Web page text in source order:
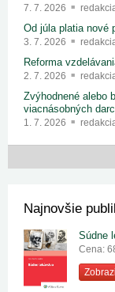
7. 7. 2026
Od júla platia nové
3. 7. 2026
Reforma
2. 7. 2026
Zvýhodnené alebo
viacnásobných
1. 7. 2026
Najnovšie
Súdne
Cena: